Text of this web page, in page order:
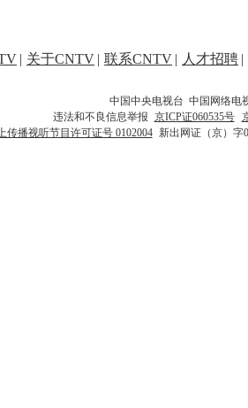
| 关于CNTV | 联系CNTV | 人才招聘 |
中国中央电视台 中国网络电
违法和不良信息举报 京ICP证060535号
传播视听节目许可证号 0102004 新出网证（京）